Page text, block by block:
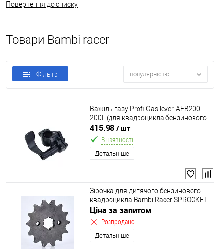
Повернення до списку
Товари Bambi racer
Фільтр популярністю
Важіль газу Profi Gas lever-AFB200-
200L (для квадроцикла бензинового
Profi AFB200-200L)
415.98 / шт
В наявності
Детальніше
Зірочка для дитячого бензинового
квадроцикла Bambi Racer SPROCKET-
1000D-F (маленька, підходить до HB-
Ціна за запитом
Розпродано
Детальніше